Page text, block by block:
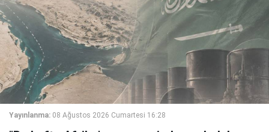
Yayınlanma: 08 Ağustos 2026 Cumartesi 16:28